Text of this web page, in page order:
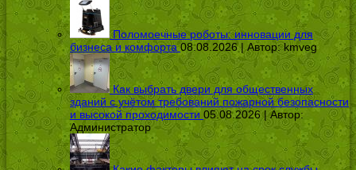
Поломоечные роботы: инновации для
бизнеса и комфорта 08.08.2026 | Автор:kmveg
Как выбрать двери для общественных
зданий с учётом требований пожарной безопасности
и высокой проходимости 05.08.2026 | Автор:
Администратор